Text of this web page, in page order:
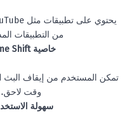
من التطبيقات
خاصية Time Shift:
تمكن المستخدم من إيقاف البث
وقت لاحق.
سهولة